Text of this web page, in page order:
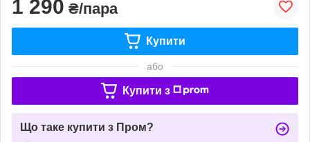
1 290 ₴/пара
Купити
або
Купити з
Що таке купити з Пром?